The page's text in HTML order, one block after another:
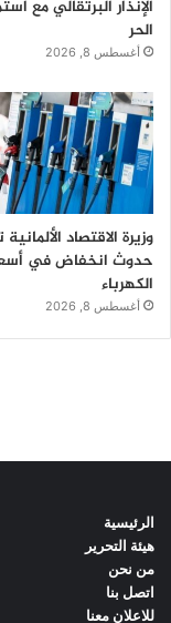
الرئيسية
هيئة التحرير
من نحن
اتصل بنا
للاعلان معنا